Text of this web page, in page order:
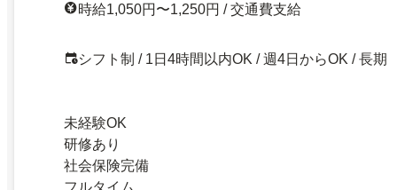
時給1,050円〜1,250円 / 交通費支給
シフト制 / 1日4時間以内OK / 週4日からOK / 長期
未経験OK
研修あり
社会保険完備
フルタイム